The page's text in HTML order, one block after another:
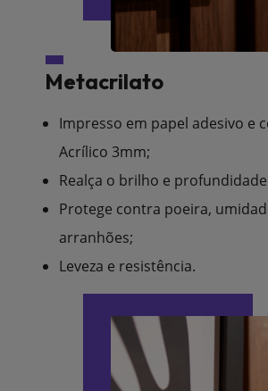
Metacrilato
Impresso em papel adesivo e
Acrílico 3mm;
Realça o brilho e
Protege contra poeira,
arranhões;
Leveza e resistência.